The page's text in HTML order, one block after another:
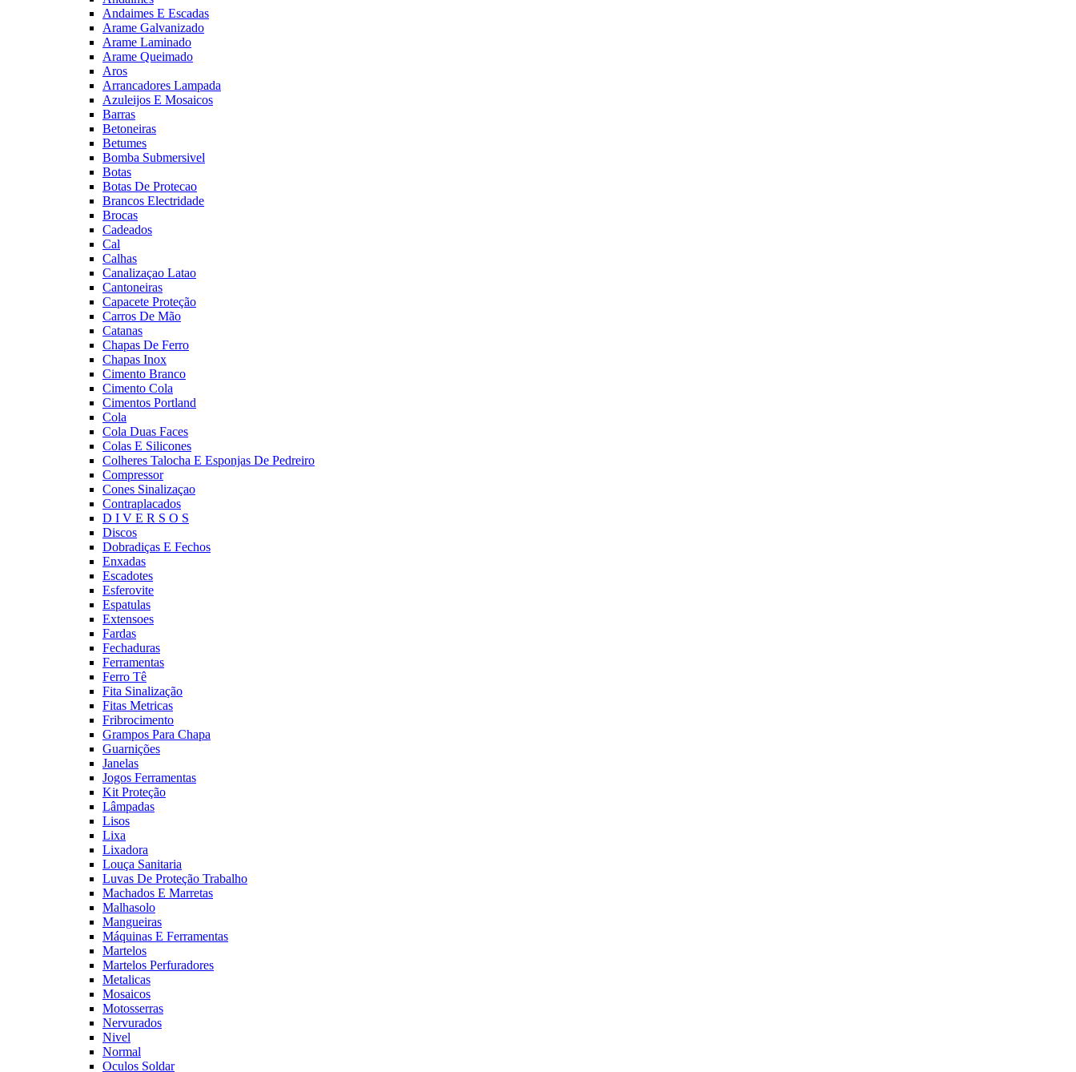
Andaimes E Escadas
Arame Galvanizado
Arame Laminado
Arame Queimado
Aros
Arrancadores Lampada
Azuleijos E Mosaicos
Barras
Betoneiras
Betumes
Bomba Submersivel
Botas
Botas De Protecao
Brancos Electridade
Brocas
Cadeados
Cal
Calhas
Canalizaçao Latao
Cantoneiras
Capacete Proteção
Carros De Mão
Catanas
Chapas De Ferro
Chapas Inox
Cimento Branco
Cimento Cola
Cimentos Portland
Cola
Cola Duas Faces
Colas E Silicones
Colheres Talocha E Esponjas De Pedreiro
Compressor
Cones Sinalizaçao
Contraplacados
D I V E R S O S
Discos
Dobradiças E Fechos
Enxadas
Escadotes
Esferovite
Espatulas
Extensoes
Fardas
Fechaduras
Ferramentas
Ferro Tê
Fita Sinalização
Fitas Metricas
Fribrocimento
Grampos Para Chapa
Guarnições
Janelas
Jogos Ferramentas
Kit Proteção
Lâmpadas
Lisos
Lixa
Lixadora
Louça Sanitaria
Luvas De Proteção Trabalho
Machados E Marretas
Malhasolo
Mangueiras
Máquinas E Ferramentas
Martelos
Martelos Perfuradores
Metalicas
Mosaicos
Motosserras
Nervurados
Nivel
Normal
Oculos Soldar